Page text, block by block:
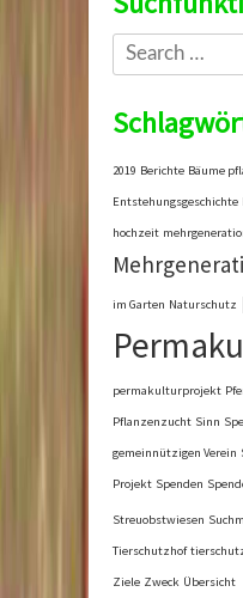
Search
2019 Berichte Bäume
Entstehungsgeschichte
hochzeit
im Garten Naturschutz
permakulturprojekt
Pflanzenzucht Sinn
gemeinnützigen Verein
Projekt Spenden
Streuobstwiesen
Tierschutzhof
Ziele Zweck Übersicht